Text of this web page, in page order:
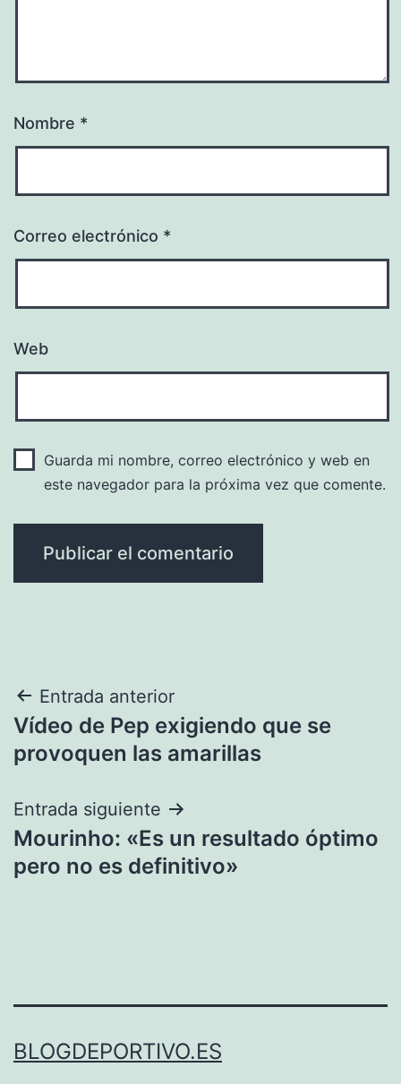
Nombre *
Correo electrónico *
Web
Guarda mi nombre, correo electrónico y web en
este navegador para la próxima vez que comente.
Navegación
de
Entrada anterior
Vídeo de Pep exigiendo que se
provoquen las amarillas
Entrada siguiente
Mourinho: «Es un resultado óptimo
pero no es definitivo»
BLOGDEPORTIVO.ES